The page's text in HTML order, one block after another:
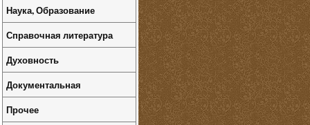
Наука, Образование
Справочная литература
Духовность
Документальная
Прочее